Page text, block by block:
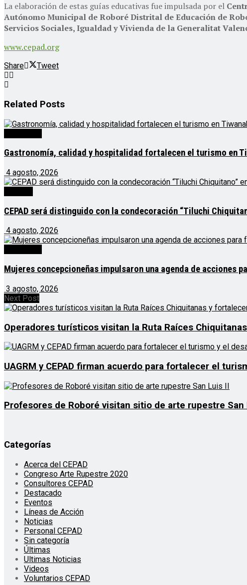
La elaboración de estas guías educativas fue impulsada por el
Autónomo Municipal de Roboré Distrital de Educación de
Servicios Sociales, Igualdad y Vivienda de la Generalitat
www.cepad.org
Share Tweet
Related Posts
Gastronomía, calidad y hospitalidad fortalecen el turismo en
4 agosto, 2026
CEPAD será distinguido con la condecoración “Tiluchi
4 agosto, 2026
Mujeres concepcioneñas impulsaron una agenda de acciones
3 agosto, 2026
Next Post
Operadores turísticos visitan la Ruta Raíces
UAGRM y CEPAD firman acuerdo para fortalecer el
Profesores de Roboré visitan sitio de arte rupestre San
Categorías
Acerca del CEPAD
Congreso Arte Rupestre 2020
Consultores CEPAD
Destacado
Eventos
Líneas de Acción
Noticias
Personal CEPAD
Sin categoría
Últimas
Ultimas Noticias
Videos
Voluntarios CEPAD